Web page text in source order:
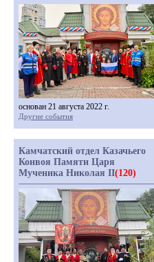
основан 21 августа 2022 г.
Другие события
Камчатский отдел Казачьего
Конвоя Памяти Царя
Мученика Николая II(120)